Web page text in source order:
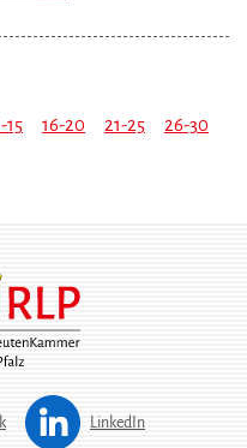
15 16-20 21-25 26-30
LinkedIn